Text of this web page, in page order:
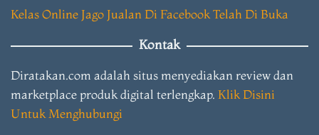
Kelas Online Jago Jualan Di Facebook Telah Di Buka
Kontak
Diratakan.com adalah situs menyediakan review dan
marketplace produk digital terlengkap. Klik Disini
Untuk Menghubungi